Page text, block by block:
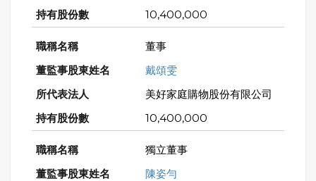
10,400,000
董事
戴頌雯
美好家庭購物股份有限公司
10,400,000
獨立董事
陳姿勻